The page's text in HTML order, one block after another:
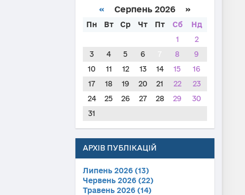
« Серпень 2026 »
Пн Вт Ср Чт Пт Сб
Нд
1
2
3
4 5 6 8
9
10
11 12 13 14 15
16
17
18 19 20 21 22
23
24
25 26 27 28 29
30
31
АРХІВ ПУБЛІКАЦІЙ
Липень 2026 (13)
Червень 2026 (22)
Травень 2026 (14)